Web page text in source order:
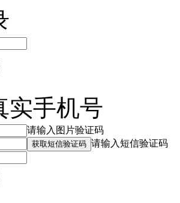
实手机号
请输入图片验证码
获取短信验证码 请输入短信验证码